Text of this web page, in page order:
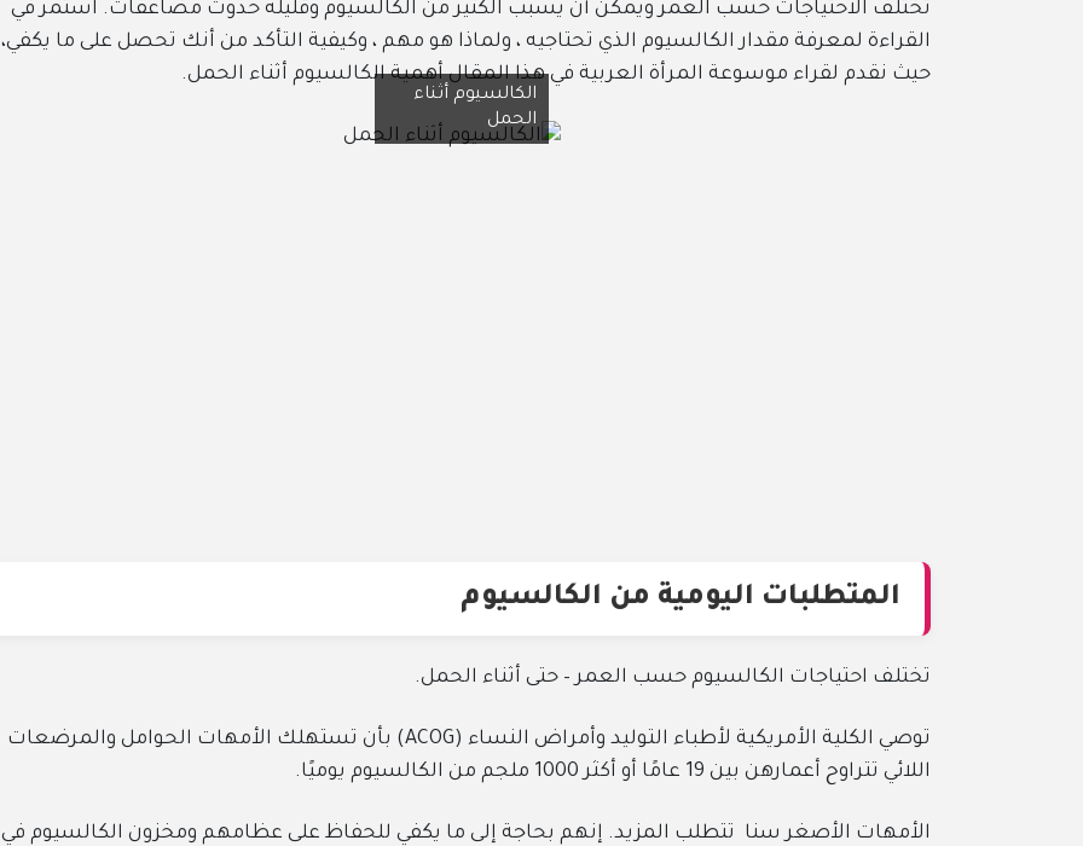
تختلف الاحتياجات حسب العمر ويمكن أن يسبب الكثير من الكالسيوم وقليله حدوث مضاعفات. استمر في
القراءة لمعرفة مقدار الكالسيوم الذي تحتاجيه ، ولماذا هو مهم ، وكيفية التأكد من أنك تحصل على ما يكفي،
حيث نقدم لقراء موسوعة المرأة العربية في هذا المقال أهمية الكالسيوم أثناء الحمل.
الكالسيوم أثناء
الحمل
المتطلبات اليومية من الكالسيوم
تختلف احتياجات الكالسيوم حسب العمر – حتى أثناء الحمل.
توصي الكلية الأمريكية لأطباء التوليد وأمراض النساء (ACOG) بأن تستهلك الأمهات الحوامل والمرضعات
اللائي تتراوح أعمارهن بين 19 عامًا أو أكثر 1000 ملجم من الكالسيوم يوميًا.
الأمهات الأصغر سنا تتطلب المزيد. إنهم بحاجة إلى ما يكفي للحفاظ على عظامهم ومخزون الكالسيوم في